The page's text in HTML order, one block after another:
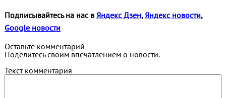
Подписывайтесь на нас в Яндекс Дзен,Яндекс новости,
Google новости
Оставьте комментарий
Поделитесь своим впечатлением о новости.
Текст комментария